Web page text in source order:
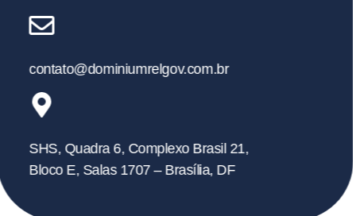
contato@dominiumrelgov.com.br
SHS, Quadra 6, Complexo Brasil 21,
Bloco E, Salas 1707 – Brasília, DF